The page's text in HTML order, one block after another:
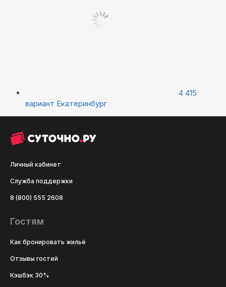
4 415
вариант Екатеринбург
Личный кабинет
Служба поддержки
8 (800) 555 2608
Гостям
Как бронировать жильё
Отзывы гостей
Кэшбэк 30%